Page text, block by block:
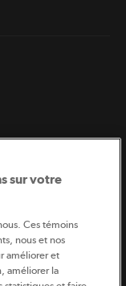
Groupe Coopératif.
sur votre
Ces témoins
nous et nos
améliorer et
améliorer la